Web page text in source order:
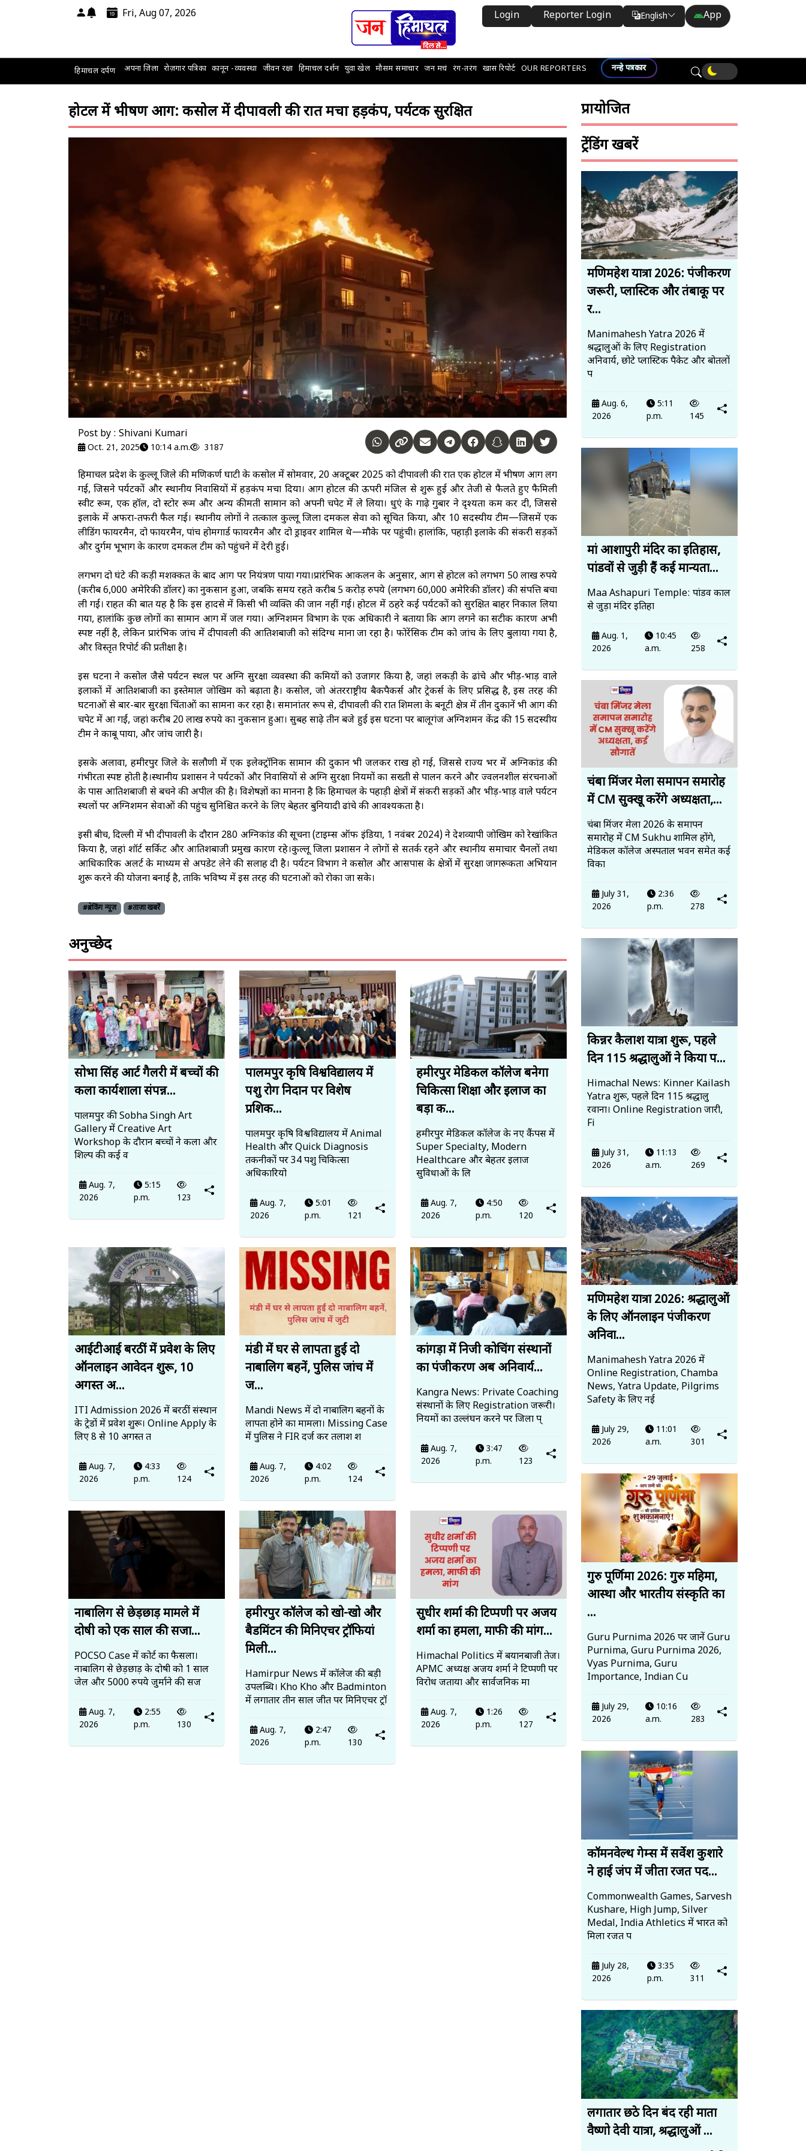
Fri, Aug 07, 2026 Login Reporter Login English
Translate
App
हिमाचल दर्पण अपना ज़िला रोज़गार पत्रिका कानून -व्यवस्था जीवन रक्षा हिमाचल दर्शन युवा खेल मौसम समाचार जन मचं रंग-तरंग खास रिपोर्ट OUR REPORTERS नन्हे पत्रकार
होटल में भीषण आग: कसोल में दीपावली की रात मचा हड़कंप, पर्यटक सुरक्षित
Post by : Shivani Kumari
Oct. 21, 2025 10:14 a.m. 3187
हिमाचल प्रदेश के कुल्लू जिले की मणिकर्ण घाटी के कसोल में सोमवार, 20 अक्टूबर 2025 को दीपावली की रात एक होटल में भीषण आग लग
गई, जिसने पर्यटकों और स्थानीय निवासियों में हड़कंप मचा दिया। आग होटल की ऊपरी मंजिल से शुरू हुई और तेजी से फैलते हुए फैमिली
स्वीट रूम, एक हॉल, दो स्टोर रूम और अन्य कीमती सामान को अपनी चपेट में ले लिया। धुएं के गाढ़े गुबार ने दृश्यता कम कर दी, जिससे
इलाके में अफरा-तफरी फैल गई। स्थानीय लोगों ने तत्काल कुल्लू जिला दमकल सेवा को सूचित किया, और 10 सदस्यीय टीम—जिसमें एक
लीडिंग फायरमैन, दो फायरमैन, पांच होमगार्ड फायरमैन और दो ड्राइवर शामिल थे—मौके पर पहुंची। हालांकि, पहाड़ी इलाके की संकरी सड़कों
और दुर्गम भूभाग के कारण दमकल टीम को पहुंचने में देरी हुई।
लगभग दो घंटे की कड़ी मशक्कत के बाद आग पर नियंत्रण पाया गया।प्रारंभिक आकलन के अनुसार, आग से होटल को लगभग 50 लाख रुपये
(करीब 6,000 अमेरिकी डॉलर) का नुकसान हुआ, जबकि समय रहते करीब 5 करोड़ रुपये (लगभग 60,000 अमेरिकी डॉलर) की संपत्ति बचा
ली गई। राहत की बात यह है कि इस हादसे में किसी भी व्यक्ति की जान नहीं गई। होटल में ठहरे कई पर्यटकों को सुरक्षित बाहर निकाल लिया
गया, हालांकि कुछ लोगों का सामान आग में जल गया। अग्निशमन विभाग के एक अधिकारी ने बताया कि आग लगने का सटीक कारण अभी
स्पष्ट नहीं है, लेकिन प्रारंभिक जांच में दीपावली की आतिशबाजी को संदिग्ध माना जा रहा है। फोरेंसिक टीम को जांच के लिए बुलाया गया है,
और विस्तृत रिपोर्ट की प्रतीक्षा है।
इस घटना ने कसोल जैसे पर्यटन स्थल पर अग्नि सुरक्षा व्यवस्था की कमियों को उजागर किया है, जहां लकड़ी के ढांचे और भीड़-भाड़ वाले
इलाकों में आतिशबाजी का इस्तेमाल जोखिम को बढ़ाता है। कसोल, जो अंतरराष्ट्रीय बैकपैकर्स और ट्रेकर्स के लिए प्रसिद्ध है, इस तरह की
घटनाओं से बार-बार सुरक्षा चिंताओं का सामना कर रहा है। समानांतर रूप से, दीपावली की रात शिमला के बनूटी क्षेत्र में तीन दुकानें भी आग की
चपेट में आ गईं, जहां करीब 20 लाख रुपये का नुकसान हुआ। सुबह साढ़े तीन बजे हुई इस घटना पर बालूगंज अग्निशमन केंद्र की 15 सदस्यीय
टीम ने काबू पाया, और जांच जारी है।
इसके अलावा, हमीरपुर जिले के सलौणी में एक इलेक्ट्रॉनिक सामान की दुकान भी जलकर राख हो गई, जिससे राज्य भर में अग्निकांड की
गंभीरता स्पष्ट होती है।स्थानीय प्रशासन ने पर्यटकों और निवासियों से अग्नि सुरक्षा नियमों का सख्ती से पालन करने और ज्वलनशील संरचनाओं
के पास आतिशबाजी से बचने की अपील की है। विशेषज्ञों का मानना है कि हिमाचल के पहाड़ी क्षेत्रों में संकरी सड़कों और भीड़-भाड़ वाले पर्यटन
स्थलों पर अग्निशमन सेवाओं की पहुंच सुनिश्चित करने के लिए बेहतर बुनियादी ढांचे की आवश्यकता है।
इसी बीच, दिल्ली में भी दीपावली के दौरान 280 अग्निकांड की सूचना (टाइम्स ऑफ इंडिया, 1 नवंबर 2024) ने देशव्यापी जोखिम को रेखांकित
किया है, जहां शॉर्ट सर्किट और आतिशबाजी प्रमुख कारण रहे।कुल्लू जिला प्रशासन ने लोगों से सतर्क रहने और स्थानीय समाचार चैनलों तथा
आधिकारिक अलर्ट के माध्यम से अपडेट लेने की सलाह दी है। पर्यटन विभाग ने कसोल और आसपास के क्षेत्रों में सुरक्षा जागरूकता अभियान
शुरू करने की योजना बनाई है, ताकि भविष्य में इस तरह की घटनाओं को रोका जा सके।
#ब्रेकिंग न्यूज़ #ताज़ा खबरें
अनुच्छेद
सोभा सिंह आर्ट गैलरी में बच्चों की
कला कार्यशाला संपन्न...
पालमपुर की Sobha Singh Art
Gallery में Creative Art
Workshop के दौरान बच्चों ने कला और
शिल्प की कई व
Aug. 7,
2026
5:15
p.m.
123
पालमपुर कृषि विश्वविद्यालय में
पशु रोग निदान पर विशेष
प्रशिक...
पालमपुर कृषि विश्वविद्यालय में Animal
Health और Quick Diagnosis
तकनीकों पर 34 पशु चिकित्सा
अधिकारियो
Aug. 7,
2026
5:01
p.m.
121
हमीरपुर मेडिकल कॉलेज बनेगा
चिकित्सा शिक्षा और इलाज का
बड़ा क...
हमीरपुर मेडिकल कॉलेज के नए कैंपस में
Super Specialty, Modern
Healthcare और बेहतर इलाज
सुविधाओं के लि
Aug. 7,
2026
4:50
p.m.
120
आईटीआई बरठीं में प्रवेश के लिए
ऑनलाइन आवेदन शुरू, 10
अगस्त अ...
ITI Admission 2026 में बरठीं संस्थान
के ट्रेडों में प्रवेश शुरू। Online Apply के
लिए 8 से 10 अगस्त त
Aug. 7,
2026
4:33
p.m.
124
मंडी में घर से लापता हुईं दो
नाबालिग बहनें, पुलिस जांच में
ज...
Mandi News में दो नाबालिग बहनों के
लापता होने का मामला। Missing Case
में पुलिस ने FIR दर्ज कर तलाश श
Aug. 7,
2026
4:02
p.m.
124
कांगड़ा में निजी कोचिंग संस्थानों
का पंजीकरण अब अनिवार्य...
Kangra News: Private Coaching
संस्थानों के लिए Registration जरूरी।
नियमों का उल्लंघन करने पर जिला प्
Aug. 7,
2026
3:47
p.m.
123
नाबालिग से छेड़छाड़ मामले में
दोषी को एक साल की सजा...
POCSO Case में कोर्ट का फैसला।
नाबालिग से छेड़छाड़ के दोषी को 1 साल
जेल और 5000 रुपये जुर्माने की सज
Aug. 7,
2026
2:55
p.m.
130
हमीरपुर कॉलेज को खो-खो और
बैडमिंटन की मिनिएचर ट्रॉफियां
मिली...
Hamirpur News में कॉलेज की बड़ी
उपलब्धि। Kho Kho और Badminton
में लगातार तीन साल जीत पर मिनिएचर ट्रॉ
Aug. 7,
2026
2:47
p.m.
130
सुधीर शर्मा की टिप्पणी पर अजय
शर्मा का हमला, माफी की मांग...
Himachal Politics में बयानबाजी तेज।
APMC अध्यक्ष अजय शर्मा ने टिप्पणी पर
विरोध जताया और सार्वजनिक मा
Aug. 7,
2026
1:26
p.m.
127
प्रायोजित
ट्रेंडिंग खबरें
मणिमहेश यात्रा 2026: पंजीकरण
जरूरी, प्लास्टिक और तंबाकू पर
र...
Manimahesh Yatra 2026 में
श्रद्धालुओं के लिए Registration
अनिवार्य, छोटे प्लास्टिक पैकेट और बोतलों
प
Aug. 6,
2026
5:11
p.m.
145
मां आशापुरी मंदिर का इतिहास,
पांडवों से जुड़ी हैं कई मान्यता...
Maa Ashapuri Temple: पांडव काल
से जुड़ा मंदिर इतिहा
Aug. 1,
2026
10:45
a.m.
258
चंबा मिंजर मेला समापन समारोह
में CM सुक्खू करेंगे अध्यक्षता,...
चंबा मिंजर मेला 2026 के समापन
समारोह में CM Sukhu शामिल होंगे,
मेडिकल कॉलेज अस्पताल भवन समेत कई
विका
July 31,
2026
2:36
p.m.
278
किन्नर कैलाश यात्रा शुरू, पहले
दिन 115 श्रद्धालुओं ने किया प...
Himachal News: Kinner Kailash
Yatra शुरू, पहले दिन 115 श्रद्धालु
रवाना। Online Registration जारी,
Fi
July 31,
2026
11:13
a.m.
269
मणिमहेश यात्रा 2026: श्रद्धालुओं
के लिए ऑनलाइन पंजीकरण
अनिवा...
Manimahesh Yatra 2026 में
Online Registration, Chamba
News, Yatra Update, Pilgrims
Safety के लिए नई
July 29,
2026
11:01
a.m.
301
गुरु पूर्णिमा 2026: गुरु महिमा,
आस्था और भारतीय संस्कृति का
...
Guru Purnima 2026 पर जानें Guru
Purnima, Guru Purnima 2026,
Vyas Purnima, Guru
Importance, Indian Cu
July 29,
2026
10:16
a.m.
283
कॉमनवेल्थ गेम्स में सर्वेश कुशारे
ने हाई जंप में जीता रजत पद...
Commonwealth Games, Sarvesh
Kushare, High Jump, Silver
Medal, India Athletics में भारत को
मिला रजत प
July 28,
2026
3:35
p.m.
311
लगातार छठे दिन बंद रही माता
वैष्णो देवी यात्रा, श्रद्धालुओं ...